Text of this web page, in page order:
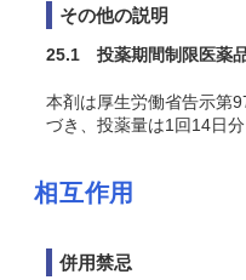
その他の説明
25.1 投薬期間制限医薬
本剤は厚生労働省告示第
づき、投薬量は1回14日
相互作用
併用禁忌